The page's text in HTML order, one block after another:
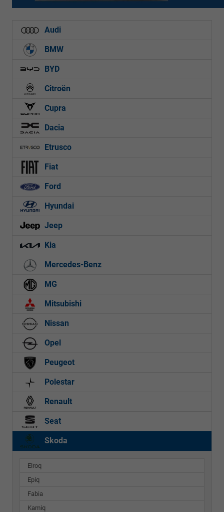
Audi
BMW
BYD
Citroën
Cupra
Dacia
Etrusco
Fiat
Ford
Hyundai
Jeep
Kia
Mercedes-Benz
MG
Mitsubishi
Nissan
Opel
Peugeot
Polestar
Renault
Seat
Skoda
Elroq
Epiq
Fabia
Kamiq